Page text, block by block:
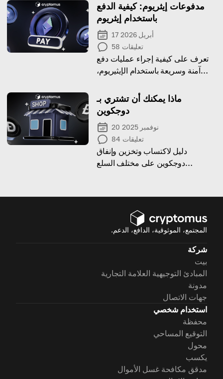
مدفوعات إيثريوم: كيفية الدفع
باستخدام إيثريوم
17 أبريل 2026
58 تعليقات
تعرف على كيفية إجراء عمليات دفع
آمنة وسريعة باستخدام الإيثيريوم،
ماذا يمكنك أن تشتري بـ
دوجكوين
20 نوفمبر 2025
84 تعليقات
دليل لاكتساب وتخزين وإنفاق
دوجكوين على مختلف السلع
المجتمع، الموثوقية، الدافع، الدعم.
شركة
بيت
المبادئ التوجيهية العلامة التجارية
مدونة
جهات الاتصال
استخدام شخصي
محفظة
التوقيع المساحي
محول
يكسب
مدقق مكافحة غسل الأموال